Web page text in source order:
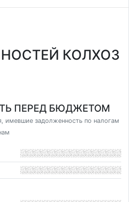
КОЛХОЗ
ПЕРЕД БЮДЖЕТОМ
имевшие задолженность по налогам